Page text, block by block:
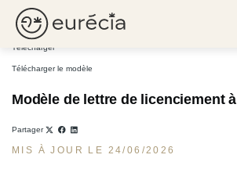
Eurécia
Lettre de licenciement : modèle Word gratuit à télécharger
Télécharger
Télécharger le modèle
Modèle de lettre de licenciement à
Partager
MIS À JOUR LE 24/06/2026